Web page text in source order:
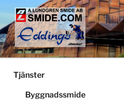
Hoppa
innehåll
LUNDGRENS
Smide och glaspartier i Stockholm
Tjänster
Byggnadssmide